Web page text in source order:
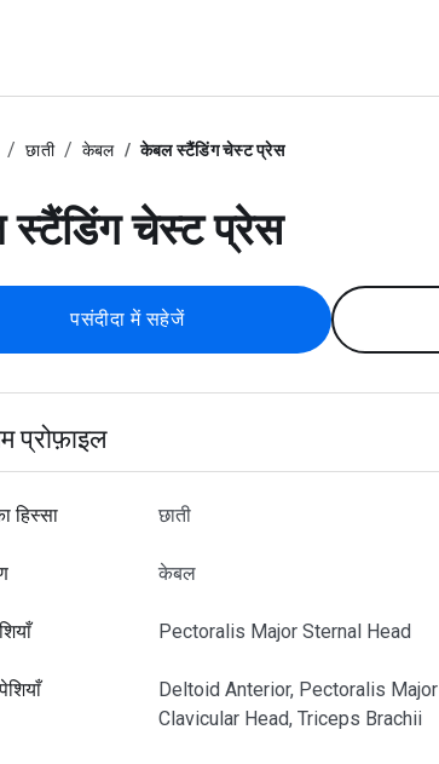
छाती केबल केबल स्टैंडिंग चेस्ट प्रेस
चेस्ट प्रेस
पसंदीदा में सहेजें
प्रोफ़ाइल
हिस्सा छाती
केबल
Pectoralis Major Sternal Head
Deltoid Anterior, Pectoralis Major
Clavicular Head, Triceps Brachii